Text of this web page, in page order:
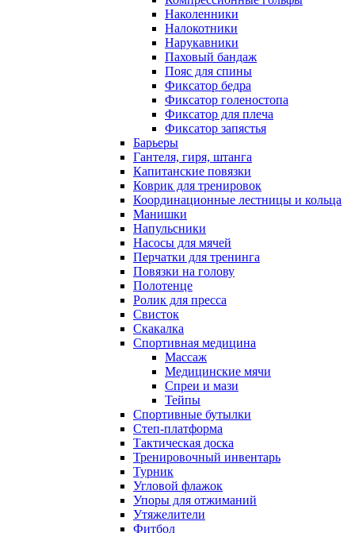
Наколенники
Налокотники
Нарукавники
Паховый бандаж
Пояс для спины
Фиксатор бедра
Фиксатор голеностопа
Фиксатор для плеча
Фиксатор запястья
Барьеры
Гантеля, гиря, штанга
Капитанские повязки
Коврик для тренировок
Координационные лестницы и кольца
Манишки
Напульсники
Насосы для мячей
Перчатки для тренинга
Повязки на голову
Полотенце
Ролик для пресса
Свисток
Скакалка
Спортивная медицина
Массаж
Медицинские мячи
Спреи и мази
Тейпы
Спортивные бутылки
Степ-платформа
Тактическая доска
Тренировочный инвентарь
Турник
Угловой флажок
Упоры для отжиманий
Утяжелители
Фитбол